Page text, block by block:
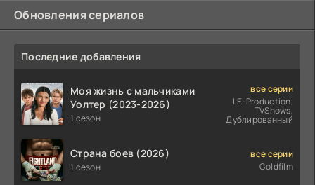
Обновления сериалов
Последние добавления
Моя жизнь с мальчиками
Уолтер (2023-2026)
1 сезон
все серии
LE-Production,
TVShows,
Дублированный
Страна боев (2026)
1 сезон
все серии
Coldfilm